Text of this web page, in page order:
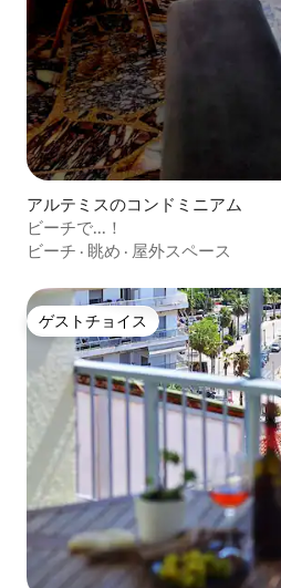
アルテミスのコンドミニアム
ビーチで...！
ビーチ · 眺め · 屋外スペース
ゲストチョイス
ゲストチョイス